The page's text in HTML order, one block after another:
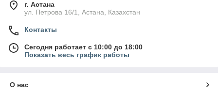
г. Астана
ул. Петрова 16/1, Астана, Казахстан
Контакты
Сегодня работает с 10:00 до 18:00
Показать весь график работы
О нас